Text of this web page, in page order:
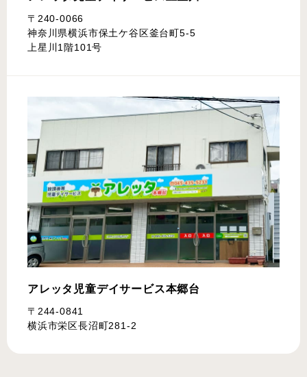
〒240-0066
神奈川県横浜市保土ケ谷区釜台町5-5
上星川1階101号
アレッタ児童デイサービス本郷台
〒244-0841
横浜市栄区長沼町281-2